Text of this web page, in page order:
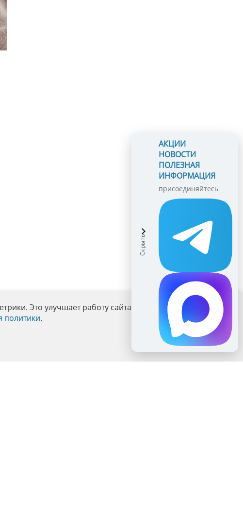
Это улучшает работу сайта и взаимодействие с ним.
политики.
АКЦИИ
НОВОСТИ
ПОЛЕЗНАЯ
ИНФОРМАЦИЯ
присоединяйтесь